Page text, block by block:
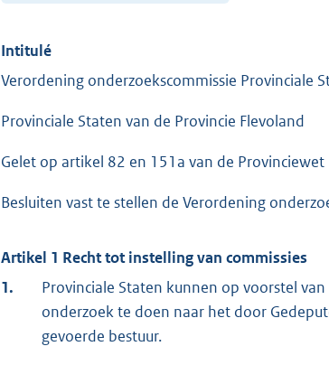
Intitulé
Verordening onderzoekscommissie Provinciale
Provinciale Staten van de Provincie Flevoland
Gelet op artikel 82 en 151a van de Provinciewet
Besluiten vast te stellen de Verordening
Artikel 1 Recht tot instelling van commissies
1.
Provinciale Staten kunnen op voorstel
onderzoek te doen naar het door
gevoerde bestuur.